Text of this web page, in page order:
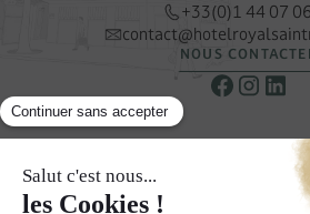
+33(0)1 44 07
NOUS
NEWSLETTER
Recevoir nos offres &
S’INSCRIRE À LA